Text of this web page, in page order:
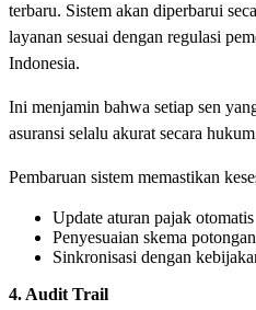
terbaru. Sistem akan diperbarui
layanan sesuai dengan regulasi
Indonesia.
Ini menjamin bahwa setiap sen
asuransi selalu akurat secara
Pembaruan sistem memastikan
Update aturan pajak otomatis
Penyesuaian skema potongan
Sinkronisasi dengan
4. Audit Trail